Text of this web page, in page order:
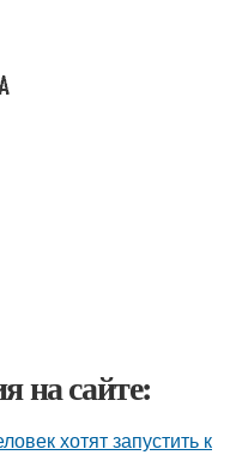
на сайте:
хотят запустить к